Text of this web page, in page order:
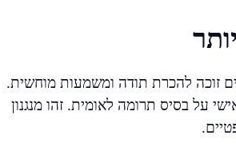
זוכה להכרת תודה ומשמעות מוחשית.
על בסיס תרומה לאומית. זהו מנגנון